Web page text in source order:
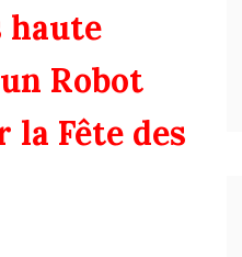
haute
Robot
la Fête des